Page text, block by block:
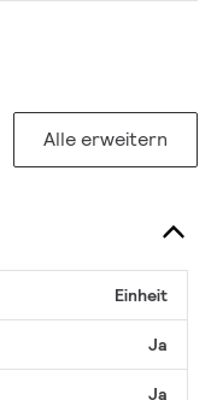
Alle erweitern
Einheit
Ja
Ja